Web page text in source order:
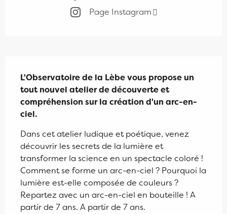
Page Instagram
L'Observatoire de la Lèbe vous propose un
tout nouvel atelier de découverte et
compréhension sur la création d'un arc-en-
ciel.
Dans cet atelier ludique et poétique, venez
découvrir les secrets de la lumière et
transformer la science en un spectacle coloré !
Comment se forme un arc-en-ciel ? Pourquoi la
lumière est-elle composée de couleurs ?
Repartez avec un arc-en-ciel en bouteille ! A
partir de 7 ans. A partir de 7 ans.